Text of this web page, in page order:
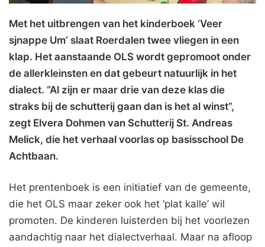
Met het uitbrengen van het kinderboek ‘Veer
sjnappe Um’ slaat Roerdalen twee vliegen in een
klap. Het aanstaande OLS wordt gepromoot onder
de allerkleinsten en dat gebeurt natuurlijk in het
dialect. “Al zijn er maar drie van deze klas die
straks bij de schutterij gaan dan is het al winst”,
zegt Elvera Dohmen van Schutterij St. Andreas
Melick, die het verhaal voorlas op basisschool De
Achtbaan.
Het prentenboek is een initiatief van de gemeente,
die het OLS maar zeker ook het ‘plat kalle’ wil
promoten. De kinderen luisterden bij het voorlezen
aandachtig naar het dialectverhaal. Maar na afloop